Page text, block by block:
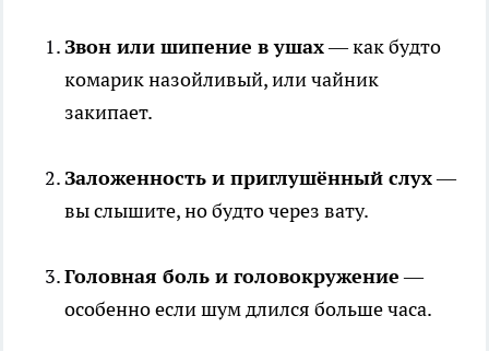
Звон или шипение в ушах— как будто
комарик назойливый, или чайник
закипает.
Заложенность и приглушённый слух—
вы слышите, но будто через вату.
Головная боль и головокружение—
особенно если шум длился больше часа.